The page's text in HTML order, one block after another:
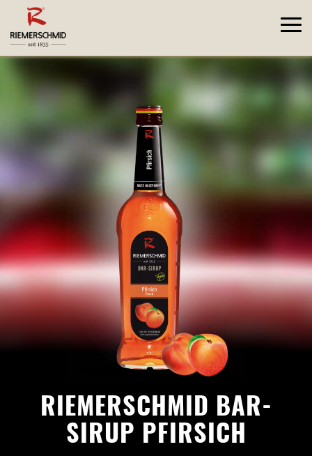
RIEMERSCHMID BAR-
SIRUP PFIRSICH